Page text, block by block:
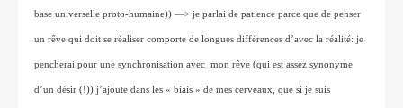
base universelle proto-humaine)) —> je parlai de patience parce que de penser
un rêve qui doit se réaliser comporte de longues différences d’avec la réalité: je
pencherai pour une synchronisation avec  mon rêve (qui est assez synonyme
d’un désir (!)) j’ajoute dans les « biais » de mes cerveaux, que si je suis